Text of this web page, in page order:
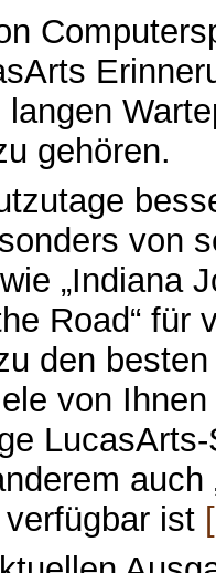
gehören.
von
„Indiana
Road“ für
den
von
ist